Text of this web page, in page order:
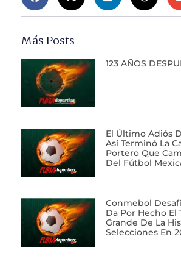
Más Posts
123 AÑOS
El Último Adiós
Así Terminó La
Portero Que
Del Fútbol
Conmebol
Da Por Hecho El
Grande De La
Selecciones En